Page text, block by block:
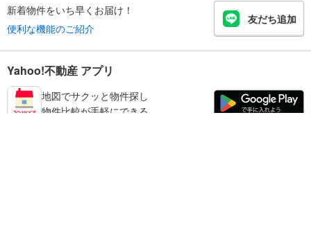
新着物件をいち早くお届け！
便利な機能のご紹介
友だち追加
Yahoo!不動産 アプリ
地図でサクッと物件探し
物件比較が手軽にできる